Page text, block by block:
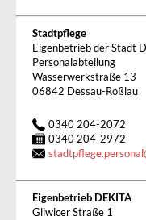
Stadtpflege
Eigenbetrieb der Stadt
Personalabteilung
Wasserwerkstraße 13
06842 Dessau-Roßlau
0340 204-2072
0340 204-2972
stadtpflege.personal
Eigenbetrieb DEKITA
Gliwicer Straße 1